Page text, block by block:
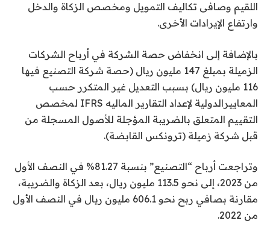
اللقيم وصافى تكاليف التمويل ومخصص الزكاة والدخل
وارتفاع الإيرادات الأخرى.
بالإضافة إلى انخفاض حصة الشركة في أرباح الشركات
الزميلة بمبلغ 147 مليون ريال (حصة شركة التصنيع فيها
116 مليون ريال) بسبب التعديل غير المتكرر حسب
المعاييرالدولية لإعداد التقارير الماليه IFRS لمخصص
التقييم المتعلق بالضريبة المؤجلة للأصول المسجلة من
قبل شركة زميلة (ترونكس القابضة).
وتراجعت أرباح “التصنيع” بنسبة 81.27% في النصف الأول
من 2023، إلى نحو 113.5 مليون ريال، بعد الزكاة والضريبة،
مقارنة بصافي ربح نحو 606.1 مليون ريال في النصف الأول
من 2022.